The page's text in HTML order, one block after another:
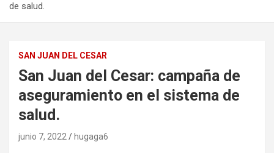
de salud.
SAN JUAN DEL CESAR
San Juan del Cesar: campaña de
aseguramiento en el sistema de
salud.
junio 7, 2022 hugaga6